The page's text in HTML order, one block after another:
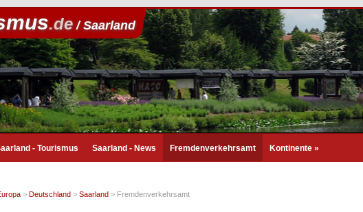
.de/ Saarland
- Tourismus Saarland - News Fremdenverkehrsamt Kontinente »
> Deutschland > Saarland > Fremdenverkehrsamt